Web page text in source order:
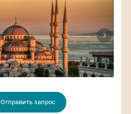
Next
Отправить запрос